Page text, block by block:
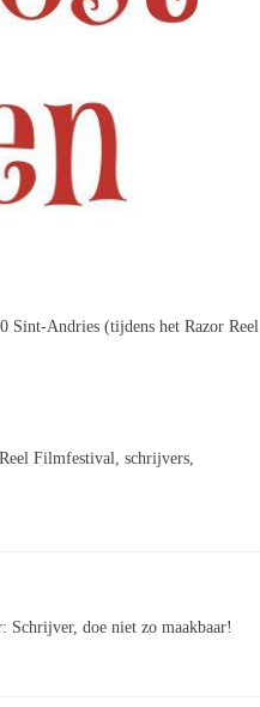
Sint-Andries (tijdens het Razor Reel
Filmfestival, schrijvers,
Schrijver, doe niet zo maakbaar!